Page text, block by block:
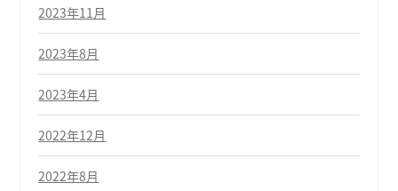
2023年11月
2023年8月
2023年4月
2022年12月
2022年8月